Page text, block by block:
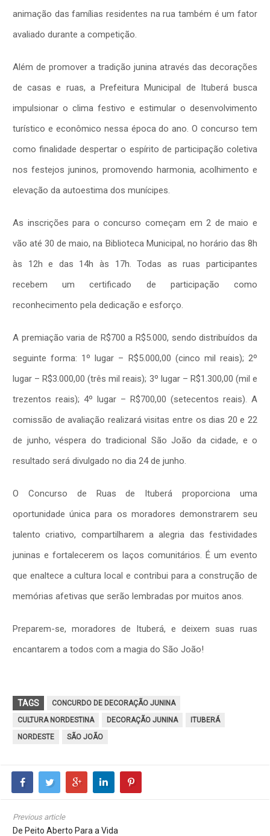
animação das famílias residentes na rua também é um fator
avaliado durante a competição.
Além de promover a tradição junina através das decorações
de casas e ruas, a Prefeitura Municipal de Ituberá busca
impulsionar o clima festivo e estimular o desenvolvimento
turístico e econômico nessa época do ano. O concurso tem
como finalidade despertar o espírito de participação coletiva
nos festejos juninos, promovendo harmonia, acolhimento e
elevação da autoestima dos munícipes.
As inscrições para o concurso começam em 2 de maio e
vão até 30 de maio, na Biblioteca Municipal, no horário das 8h
às 12h e das 14h às 17h. Todas as ruas participantes
recebem um certificado de participação como
reconhecimento pela dedicação e esforço.
A premiação varia de R$700 a R$5.000, sendo distribuídos da
seguinte forma: 1º lugar – R$5.000,00 (cinco mil reais); 2º
lugar – R$3.000,00 (três mil reais); 3º lugar – R$1.300,00 (mil e
trezentos reais); 4º lugar – R$700,00 (setecentos reais). A
comissão de avaliação realizará visitas entre os dias 20 e 22
de junho, véspera do tradicional São João da cidade, e o
resultado será divulgado no dia 24 de junho.
O Concurso de Ruas de Ituberá proporciona uma
oportunidade única para os moradores demonstrarem seu
talento criativo, compartilharem a alegria das festividades
juninas e fortalecerem os laços comunitários. É um evento
que enaltece a cultura local e contribui para a construção de
memórias afetivas que serão lembradas por muitos anos.
Preparem-se, moradores de Ituberá, e deixem suas ruas
encantarem a todos com a magia do São João!
TAGS
CONCURDO DE DECORAÇÃO JUNINA
CULTURA NORDESTINA
DECORAÇÃO JUNINA
ITUBERÁ
NORDESTE
SÃO JOÃO
Previous article
De Peito Aberto Para a Vida